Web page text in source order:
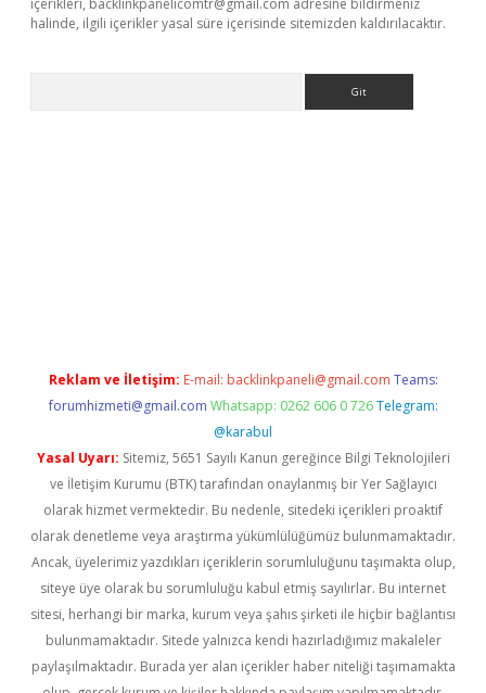
içerikleri, backlinkpanelicomtr@gmail.com adresine bildirmeniz
halinde, ilgili içerikler yasal süre içerisinde sitemizden kaldırılacaktır.
Reklam ve İletişim: E-mail: backlinkpaneli@gmail.com Teams:
forumhizmeti@gmail.com Whatsapp: 0262 606 0 726 Telegram:
@karabul
Yasal Uyarı: Sitemiz, 5651 Sayılı Kanun gereğince Bilgi Teknolojileri
ve İletişim Kurumu (BTK) tarafından onaylanmış bir Yer Sağlayıcı
olarak hizmet vermektedir. Bu nedenle, sitedeki içerikleri proaktif
olarak denetleme veya araştırma yükümlülüğümüz bulunmamaktadır.
Ancak, üyelerimiz yazdıkları içeriklerin sorumluluğunu taşımakta olup,
siteye üye olarak bu sorumluluğu kabul etmiş sayılırlar. Bu internet
sitesi, herhangi bir marka, kurum veya şahıs şirketi ile hiçbir bağlantısı
bulunmamaktadır. Sitede yalnızca kendi hazırladığımız makaleler
paylaşılmaktadır. Burada yer alan içerikler haber niteliği taşımamakta